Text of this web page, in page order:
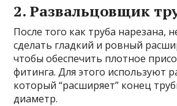
2. Развальцовщик
После того как труба нарезана,
сделать гладкий и ровный
чтобы обеспечить плотное
фитинга. Для этого используют
который “расширяет” конец
диаметр.